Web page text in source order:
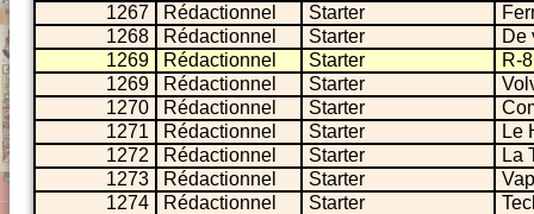
1267
Rédactionnel Starter
1268
Rédactionnel Starter
De
1269
Rédactionnel Starter
R-
1269
Rédactionnel Starter
1270
Rédactionnel Starter
1271
Rédactionnel Starter
Le
1272
Rédactionnel Starter
La
1273
Rédactionnel Starter
1274
Rédactionnel Starter